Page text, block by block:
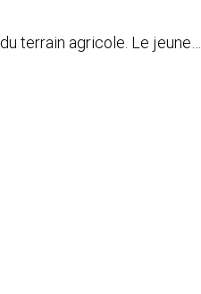
terrain agricole. Le jeune…